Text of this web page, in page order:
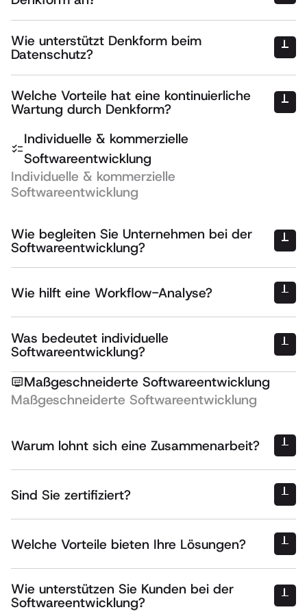
Wie unterstützt Denkform beim
Datenschutz?
Welche Vorteile hat eine kontinuierliche
Wartung durch Denkform?
Individuelle & kommerzielle
Softwareentwicklung
Individuelle & kommerzielle
Softwareentwicklung
Wie begleiten Sie Unternehmen bei der
Softwareentwicklung?
Entwicklung: Erstellung individueller Softwarelösungen,
Optimierung: Anpassung von Workflows und Betriebsabläufen für
maximale Effizienz.
Wie hilft eine Workflow-Analyse?
Was bedeutet individuelle
Softwareentwicklung?
Maßgeschneiderte Softwareentwicklung
Maßgeschneiderte Softwareentwicklung
Warum lohnt sich eine Zusammenarbeit?
Sind Sie zertifiziert?
Welche Vorteile bieten Ihre Lösungen?
Langjährige Projekterfahrung: Ein erfahrenes Team, das komplexe
Anforderungen umsetzt,
Wie unterstützen Sie Kunden bei der
Softwareentwicklung?